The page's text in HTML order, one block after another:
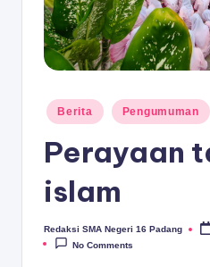
D
A
N
Posted
in
Berita Pengumuman
Perayaan
islam
Posted
by
Redaksi SMA Negeri 16 Padang
No Comments